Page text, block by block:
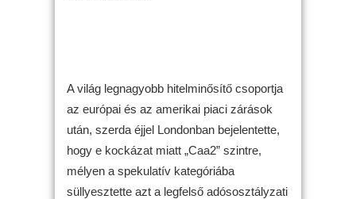
A világ legnagyobb hitelminősítő csoportja
az európai és az amerikai piaci zárások
után, szerda éjjel Londonban bejelentette,
hogy e kockázat miatt „Caa2” szintre,
mélyen a spekulatív kategóriába
süllyesztette azt a legfelső adósosztályzati